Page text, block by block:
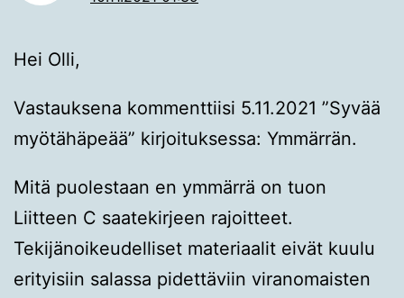
Hei Olli,
Vastauksena kommenttiisi 5.11.2021 ”Syvää
myötähäpeää” kirjoituksessa: Ymmärrän.
Mitä puolestaan en ymmärrä on tuon
Liitteen C saatekirjeen rajoitteet.
Tekijänoikeudelliset materiaalit eivät kuulu
erityisiin salassa pidettäviin viranomaisten